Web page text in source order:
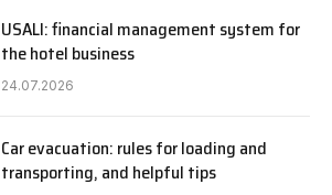
USALI: financial management system for
the hotel business
24.07.2026
Car evacuation: rules for loading and
transporting, and helpful tips